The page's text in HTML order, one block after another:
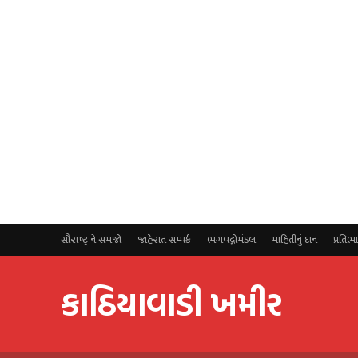
સૌરાષ્ટ્ર ને સમજો જાહેરાત સમ્પર્ક ભગવદ્ગોમંડલ માહિતીનું દાન
કાઠિયાવાડી ખમીર